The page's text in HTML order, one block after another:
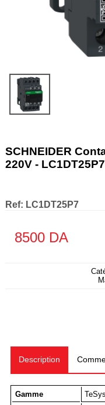
SCHNEIDER
220V - LC1DT25P7
Ref: LC1DT25P7
8500DA
Description
Gamme